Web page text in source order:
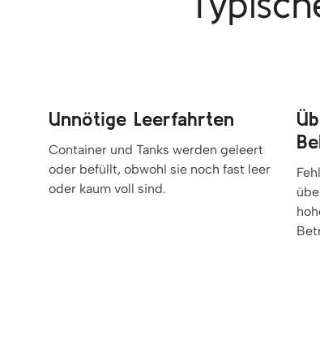
Unnötige Leerfahrten
Container und Tanks werden geleert
oder befüllt, obwohl sie noch fast leer
oder kaum voll sind.